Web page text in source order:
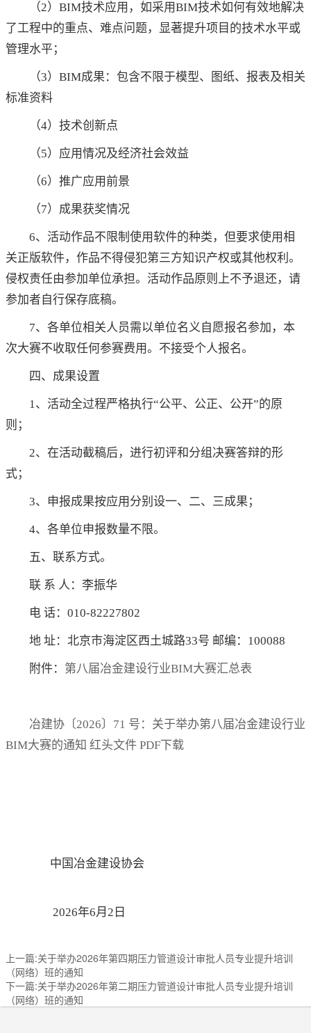
（2）BIM技术应用，如采用BIM技术如何有效地解决
了工程中的重点、难点问题，显著提升项目的技术水平或
管理水平；
（3）BIM成果：包含不限于模型、图纸、报表及相关
标准资料
（4）技术创新点
（5）应用情况及经济社会效益
（6）推广应用前景
（7）成果获奖情况
6、活动作品不限制使用软件的种类，但要求使用相
关正版软件，作品不得侵犯第三方知识产权或其他权利。
侵权责任由参加单位承担。活动作品原则上不予退还，请
参加者自行保存底稿。
7、各单位相关人员需以单位名义自愿报名参加，本
次大赛不收取任何参赛费用。不接受个人报名。
四、成果设置
1、活动全过程严格执行“公平、公正、公开”的原
则；
2、在活动截稿后，进行初评和分组决赛答辩的形
式；
3、申报成果按应用分别设一、二、三成果；
4、各单位申报数量不限。
五、联系方式。
联 系 人：李振华
电 话：010-82227802
地 址：北京市海淀区西土城路33号 邮编：100088
附件： 第八届冶金建设行业BIM大赛汇总表
冶建协〔2026〕71 号：关于举办第八届冶金建设行业
BIM大赛的通知 红头文件 PDF下载
中国冶金建设协会
2026年6月2日
上一篇:关于举办2026年第四期压力管道设计审批人员专业提升培训
（网络）班的通知
下一篇:关于举办2026年第二期压力管道设计审批人员专业提升培训
（网络）班的通知